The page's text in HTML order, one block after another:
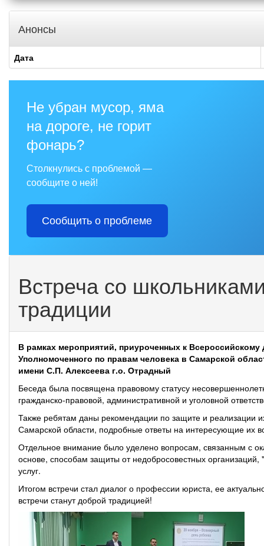
Анонсы
Дата
Не убран мусор, яма
на дороге, не горит
фонарь?
Столкнулись с проблемой —
сообщите о ней!
Сообщить о проблеме
Встреча со
традиции
В рамках мероприятий, приуроченных к
Уполномоченного по правам человека в Самарской
имени С.П. Алексеева г.о. Отрадный
Беседа была посвящена правовому статусу
гражданско-правовой, административной и уголовной
Также ребятам даны рекомендации по защите и реализации
Самарской области, подробные ответы на интересующие их
Отдельное внимание было уделено вопросам, связанным с
основе, способам защиты от недобросовестных
услуг.
Итогом встречи стал диалог о профессии юриста, ее
встречи станут доброй традицией!